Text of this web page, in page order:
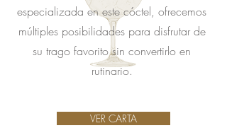
especializada en este cóctel, ofrecemos
múltiples posibilidades para disfrutar de
su trago favorito sin convertirlo en
rutinario.
VER CARTA